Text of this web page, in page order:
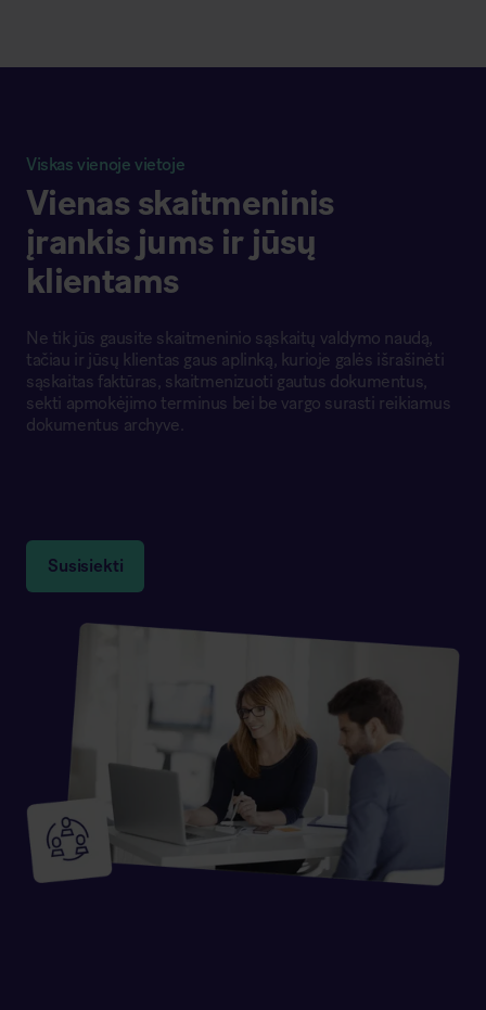
Viskas vienoje vietoje
Vienas skaitmeninis
įrankis jums ir jūsų
klientams
Ne tik jūs gausite skaitmeninio sąskaitų valdymo naudą,
tačiau ir jūsų klientas gaus aplinką, kurioje galės išrašinėti
sąskaitas faktūras, skaitmenizuoti gautus dokumentus,
sekti apmokėjimo terminus bei be vargo surasti reikiamus
dokumentus archyve.
Susisiekti